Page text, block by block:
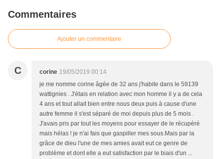
Commentaires
Ajouter un commentaire
C corine 19/05/2019 00:14
je me nomme corine âgée de 32 ans j'habite dans le 59139
wattignies . J'étais en relation avec mon homme il y a de cela
4 ans et tout allait bien entre nous deux puis à cause d'une
autre femme il s'est séparé de moi depuis plus de 5 mois .
J'avais pris par tout les moyens pour essayer de le récupéré
mais hélas ! je n'ai fais que gaspiller mes sous.Mais par la
grâce de dieu l'une de mes amies avait eut ce genre de
problème et dont elle a eut satisfaction par le biais d'un ...